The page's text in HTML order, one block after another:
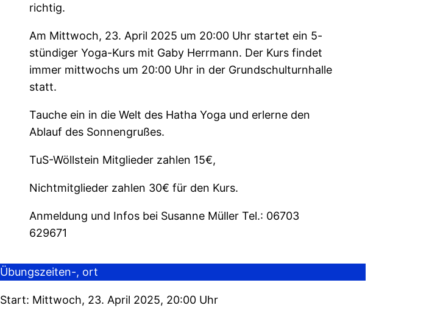
richtig.
Am Mittwoch, 23. April 2025 um 20:00 Uhr startet ein 5-
stündiger Yoga-Kurs mit Gaby Herrmann. Der Kurs findet
immer mittwochs um 20:00 Uhr in der Grundschulturnhalle
statt.
Tauche ein in die Welt des Hatha Yoga und erlerne den
Ablauf des Sonnengrußes.
TuS-Wöllstein Mitglieder zahlen 15€,
Nichtmitglieder zahlen 30€ für den Kurs.
Anmeldung und Infos bei Susanne Müller Tel.: 06703
629671
Übungszeiten-, ort
Start: Mittwoch, 23. April 2025, 20:00 Uhr